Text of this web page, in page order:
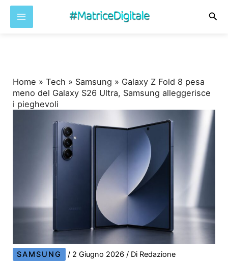
Home »Tech » Samsung » Galaxy Z Fold 8 pesa
meno del Galaxy S26 Ultra, Samsung alleggerisce
i pieghevoli
SAMSUNG / 2 Giugno 2026/ Di Redazione